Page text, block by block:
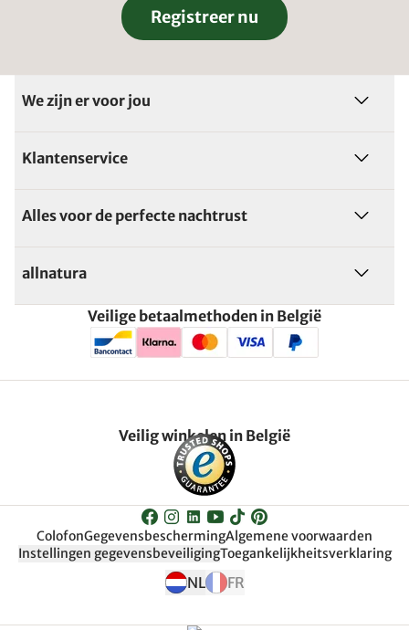
Registreer nu
We zijn er voor jou
Klantenservice
Alles voor de perfecte nachtrust
allnatura
Veilige betaalmethoden in België
Veilig winkelen in België
ColofonGegevensbeschermingAlgemene voorwaarden
Instellingen gegevensbeveiligingToegankelijkheitsverklaring
NL FR